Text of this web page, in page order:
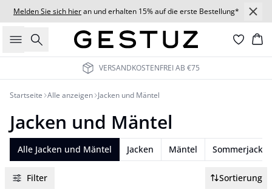
Melden Sie sich hieran und erhalten 15% auf die erste Bestellung*
Suche
VERSANDKOSTENFREI AB €75
Startseite Alle anzeigen Jacken und Mäntel
Jacken und Mäntel
Alle Jacken und Mäntel Jacken Mäntel
Filter Sortierung